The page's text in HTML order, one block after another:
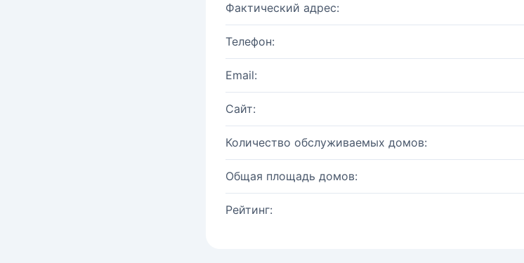
Фактический адрес:
Телефон:
Email:
Сайт:
Количество обслуживаемых домов:
Общая площадь домов:
Рейтинг: